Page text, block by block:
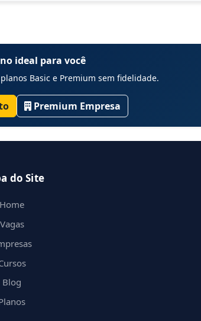
ideal para você
Basic e Premium sem fidelidade.
Premium Empresa
do Site
Home
Vagas
Blog